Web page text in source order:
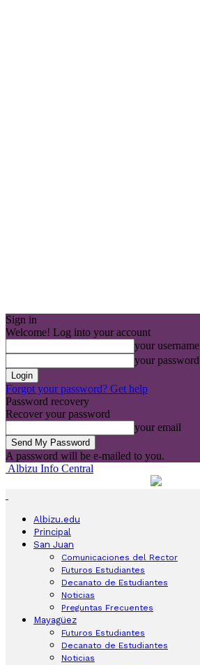
Sign in
Welcome! Log into your account
your username
your password
Forgot your password? Get help
Password recovery
Recover your password
your email
A password will be e-mailed to you.
Albizu Info Central
Albizu.edu
Principal
San Juan
Comunicaciones del Rector
Futuros Estudiantes
Decanato de Estudiantes
Noticias
Preguntas Frecuentes
Mayagüez
Futuros Estudiantes
Decanato de Estudiantes
Noticias